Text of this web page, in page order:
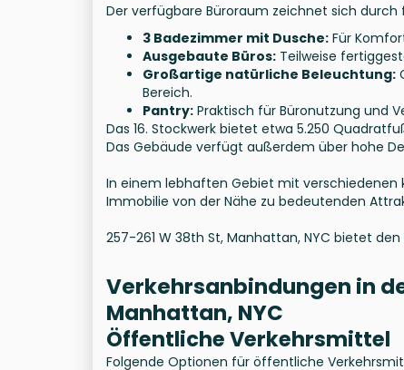
Der verfügbare Büroraum zeichnet sich durch
3 Badezimmer mit Dusche: Für
Ausgebaute Büros: Teilweise
Großartige natürliche Beleuchtung:
Bereich.
Pantry: Praktisch für Büronutzung und
Das 16. Stockwerk bietet etwa 5.250
Das Gebäude verfügt außerdem über hohe
In einem lebhaften Gebiet mit
Immobilie von der Nähe zu bedeutenden
257-261 W 38th St, Manhattan, NYC bietet
Verkehrsanbindungen in
Manhattan, NYC
Öffentliche Verkehrsmittel
Folgende Optionen für öffentliche